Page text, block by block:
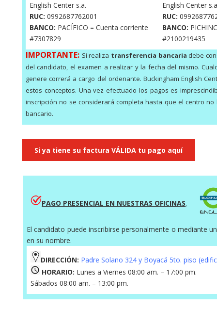
English Center s.a.
RUC: 0992687762001
BANCO: PACÍFICO – Cuenta corriente
#7307829
English Center
RUC:
BANCO:
#2100219435
IMPORTANTE: Si realiza transferencia bancaria debe
del candidato, el examen a realizar y la fecha del mismo.
genere correrá a cargo del ordenante. Buckingham English
estos conceptos. Una vez efectuado los pagos es
inscripción no se considerará completa hasta que el centro
bancario.
Si ya tiene su factura VÁLIDA tu pago aquí
PAGO PRESENCIAL EN NUESTRAS OFICINAS.
El candidato puede inscribirse personalmente o mediante
en su nombre.
DIRECCIÓN: Padre Solano 324 y Boyacá 5to. piso
HORARIO: Lunes a Viernes 08:00 am. – 17:00 pm.
Sábados 08:00 am. – 13:00 pm.